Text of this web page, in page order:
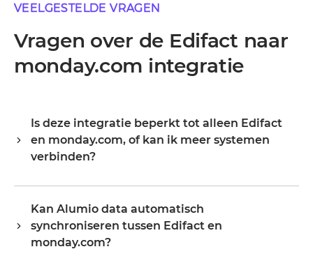
VEELGESTELDE VRAGEN
Vragen over de Edifact naar
monday.com integratie
Is deze integratie beperkt tot alleen Edifact
en monday.com, of kan ik meer systemen
verbinden?
verbonden zijn, breid je hetzelfde platform uit naar je
ERP, PIM, WMS, CRM of een ander systeem in je
landschap, waarbij je bestaande configuratie
Kan Alumio data automatisch
synchroniseren tussen Edifact en
monday.com?